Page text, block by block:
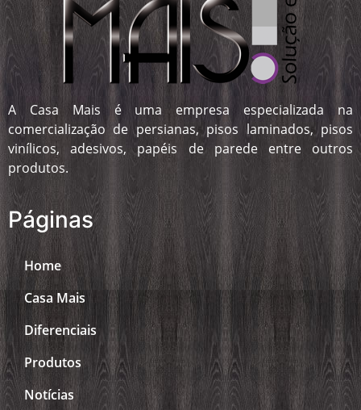
A Casa Mais é uma empresa especializada na
comercialização de persianas, pisos laminados, pisos
vinílicos, adesivos, papéis de parede entre outros
produtos.
Páginas
Home
Casa Mais
Diferenciais
Produtos
Notícias